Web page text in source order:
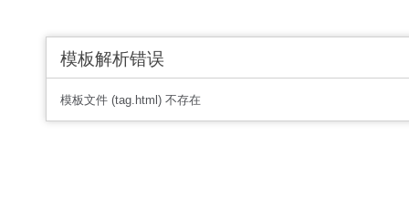
模板解析错误
模板文件 (tag.html) 不存在